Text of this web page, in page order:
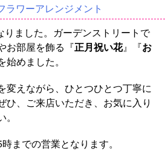
ラワーアレンジメント
ました。ガーデンストリートで
お部屋を飾る『正月祝い花』『お
始めました。
変えながら、ひとつひとつ丁寧に
ひ、ご来店いただき、お気に入り
までの営業となります。